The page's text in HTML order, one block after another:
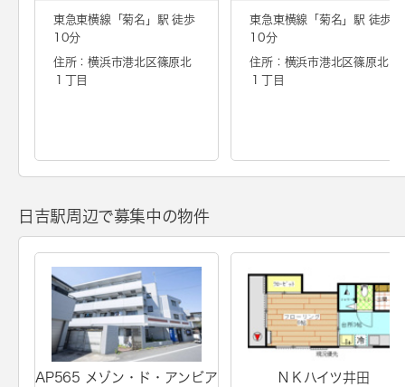
東急東横線「菊名 」駅 徒歩
10分
住所：横浜市港北区篠原北
１丁目
東急東横線「 菊名 」駅 徒歩
10分
住所：横浜市港北区篠原北
１丁目
日吉駅周辺で募集中の物件
AP565 メゾン・ド・アンビア
ＮＫハイツ井田